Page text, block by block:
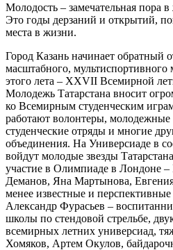
Молодость – замечательная пора
Это годы дерзаний и открытий,
места в жизни.
Город Казань начинает обратный
масштабного,
этого лета – XXVII Всемирной
Молодежь Татарстана вносит
ко Всемирным студенческим
работают волонтеры, молодежные
студенческие отряды и многие
объединения. На Универсиаде в
войдут молодые звезды
участие в Олимпиаде в Лондоне
Деманов, Яна Мартынова,
менее известные и
Александр Фурасьев –
школы по стендовой стрельбе,
всемирных летних универсиад,
Хомяков, Артем Окулов,